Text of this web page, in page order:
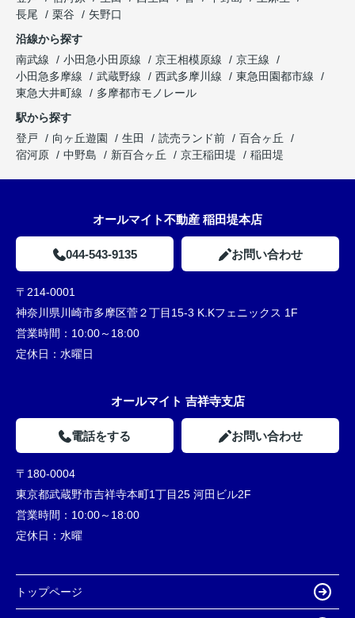
長尾
栗谷
矢野口
沿線から探す
南武線
小田急小田原線 京王相模原線
京王線
小田急多摩線
武蔵野線 西武多摩川線
東急田園都市線
東急大井町線
多摩都市モノレール
駅から探す
登戸
向ヶ丘遊園 生田 読売ランド前
百合ヶ丘
宿河原
中野島 新百合ヶ丘 京王稲田堤 稲田堤
オールマイト不動産 稲田堤本店
044-543-9135 お問い合わせ
〒214-0001
神奈川県川崎市多摩区菅２丁目15-3 K.Kフェニックス 1F
営業時間： 10:00～18:00
定休日： 水曜日
オールマイト 吉祥寺支店
電話をする お問い合わせ
〒180-0004
東京都武蔵野市吉祥寺本町1丁目25 河田ビル2F
営業時間： 10:00～18:00
定休日： 水曜
トップページ